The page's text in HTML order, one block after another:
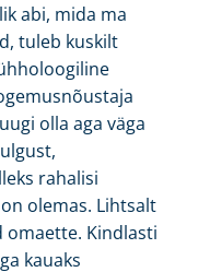
abi, mida ma
tuleb kuskilt
olla aga väga
rahalisi
olemas. Lihtsalt
Kindlasti
kauaks